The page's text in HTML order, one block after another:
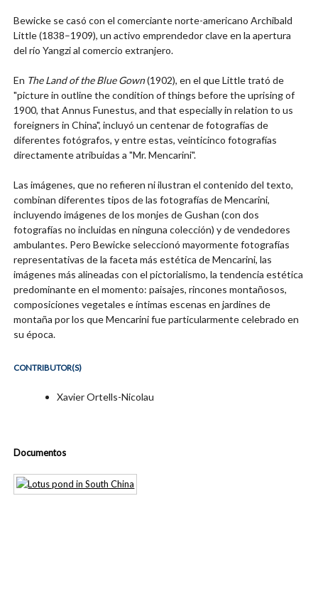
Bewicke se casó con el comerciante norte-americano Archibald
Little(1838–1909), un activo emprendedor clave en la apertura
del río Yangzi al comercio extranjero.
En The Land of the Blue Gown(1902), en el que Little trató de
"picture in outline the condition of things before the uprising of
1900, that Annus Funestus, and that especially in relation to us
foreigners in China", incluyó un centenar de fotografías de
diferentes fotógrafos, y entre estas, veinticinco fotografías
directamente atribuidas a "Mr. Mencarini".
Las imágenes, que no refieren ni ilustran el contenido del texto,
combinan diferentes tipos de las fotografías de Mencarini,
incluyendo imágenes de los monjes de Gushan (con dos
fotografías no incluidas en ninguna colección) y de vendedores
ambulantes. Pero Bewicke seleccionó mayormente fotografías
representativas de la faceta más estética de Mencarini, las
imágenes más alineadas con el pictorialismo, la tendencia estética
predominante en el momento: paisajes, rincones montañosos,
composiciones vegetales e íntimas escenas en jardines de
montaña por los que Mencarini fue particularmente celebrado en
su época.
CONTRIBUTOR(S)
Xavier Ortells-Nicolau
Documentos